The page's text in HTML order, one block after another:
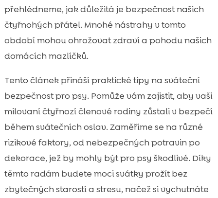
přehlédneme, jak důležitá je bezpečnost našich
čtyřnohých přátel. Mnohé nástrahy v tomto
období mohou ohrožovat zdraví a pohodu našich
domácích mazlíčků.
Tento článek přináší praktické tipy na sváteční
bezpečnost pro psy. Pomůže vám zajistit, aby vaši
milovaní čtyřnozí členové rodiny zůstali v bezpečí
během svátečních oslav. Zaměříme se na různé
rizikové faktory, od nebezpečných potravin po
dekorace, jež by mohly být pro psy škodlivé. Díky
těmto radám budete moci svátky prožít bez
zbytečných starostí a stresu, načež si vychutnáte